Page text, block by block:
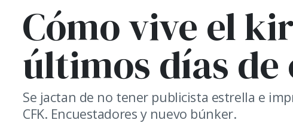
Cómo vive el
últimos días de
Se jactan de no tener publicista estrella e
CFK. Encuestadores y nuevo búnker.